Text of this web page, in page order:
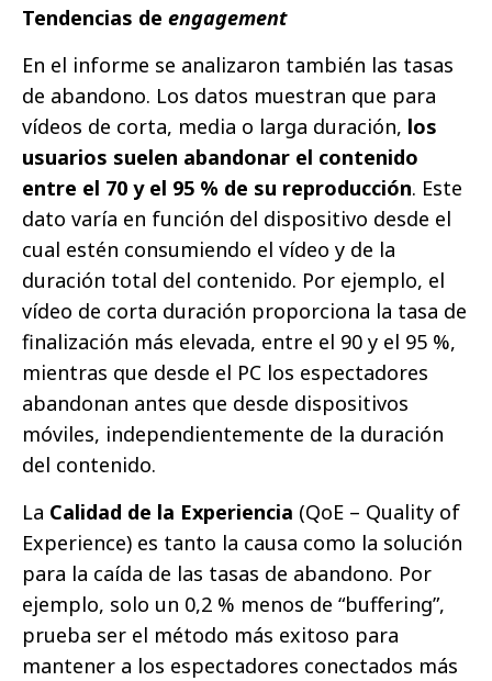
Tendencias de engagement
En el informe se analizaron también las tasas
de abandono. Los datos muestran que para
vídeos de corta, media o larga duración, los
usuarios suelen abandonar el contenido
entre el 70 y el 95 % de su reproducción. Este
dato varía en función del dispositivo desde el
cual estén consumiendo el vídeo y de la
duración total del contenido. Por ejemplo, el
vídeo de corta duración proporciona la tasa de
finalización más elevada, entre el 90 y el 95 %,
mientras que desde el PC los espectadores
abandonan antes que desde dispositivos
móviles, independientemente de la duración
del contenido.
La Calidad de la Experiencia (QoE – Quality of
Experience) es tanto la causa como la solución
para la caída de las tasas de abandono. Por
ejemplo, solo un 0,2 % menos de “buffering”,
prueba ser el método más exitoso para
mantener a los espectadores conectados más